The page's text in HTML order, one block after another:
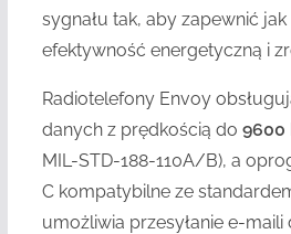
sygnału tak, aby zapewnić
efektywność energetyczną i
Radiotelefony Envoy
danych z prędkością do
MIL-STD-188-110A/B), a
C kompatybilne ze
umożliwia przesyłanie e-